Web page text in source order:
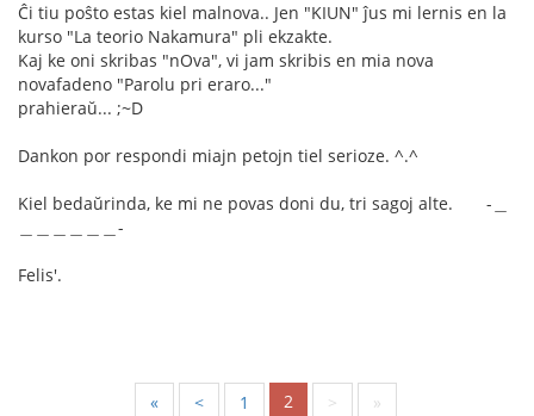
Ĉi tiu poŝto estas kiel malnova.. Jen "KIUN" ĵus mi lernis en la
kurso "La teorio Nakamura" pli ekzakte.
Kaj ke oni skribas "nOva", vi jam skribis en mia nova
novafadeno "Parolu pri eraro..."
prahieraŭ... ;~D
Dankon por respondi miajn petojn tiel serioze. ^.^
Kiel bedaŭrinda, ke mi ne povas doni du, tri sagoj alte. -＿
＿＿＿＿＿＿-
Felis'.
« < 1 2 > »